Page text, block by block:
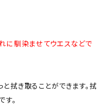
に馴染ませてウエスなどで
拭き取ることができます。拭
。